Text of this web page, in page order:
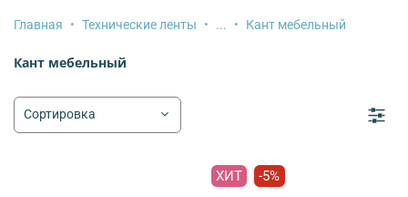
Главная Технические ленты ... Кант мебельный
Кант мебельный
ХИТ -5%